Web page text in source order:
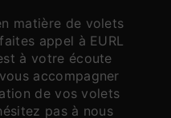
matière de volets
appel à EURL
à votre écoute
accompagner
de vos volets
pas à nous